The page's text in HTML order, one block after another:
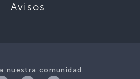
Avisos
nuestra comunidad